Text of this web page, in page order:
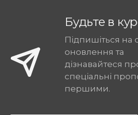
Будьте в
Підпишіться на
оновлення та
дізнавайтеся
спеціальні
першими.